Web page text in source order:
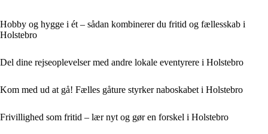
Hobby og hygge i ét – sådan kombinerer du fritid og fællesskab i
Holstebro
Del dine rejseoplevelser med andre lokale eventyrere i Holstebro
Kom med ud at gå! Fælles gåture styrker naboskabet i Holstebro
Frivillighed som fritid – lær nyt og gør en forskel i Holstebro